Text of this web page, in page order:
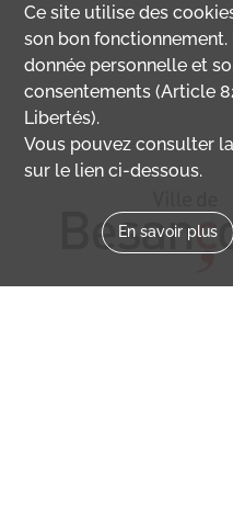
Ce site utilise des
son bon
donnée personnelle et
consentements (Article
Libertés).
Vous pouvez consulter
sur le lien ci-dessous.
En savoir plus